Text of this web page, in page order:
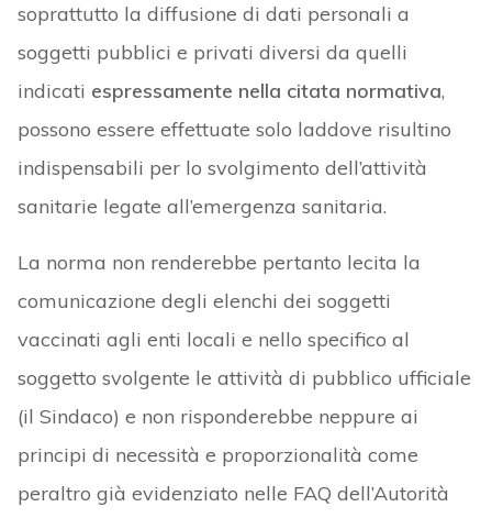
soprattutto la diffusione di dati personali a
soggetti pubblici e privati diversi da quelli
indicati espressamente nella citata normativa,
possono essere effettuate solo laddove risultino
indispensabili per lo svolgimento dell’attività
sanitarie legate all’emergenza sanitaria.
La norma non renderebbe pertanto lecita la
comunicazione degli elenchi dei soggetti
vaccinati agli enti locali e nello specifico al
soggetto svolgente le attività di pubblico ufficiale
(il Sindaco) e non risponderebbe neppure ai
principi di necessità e proporzionalità come
peraltro già evidenziato nelle FAQ dell’Autorità